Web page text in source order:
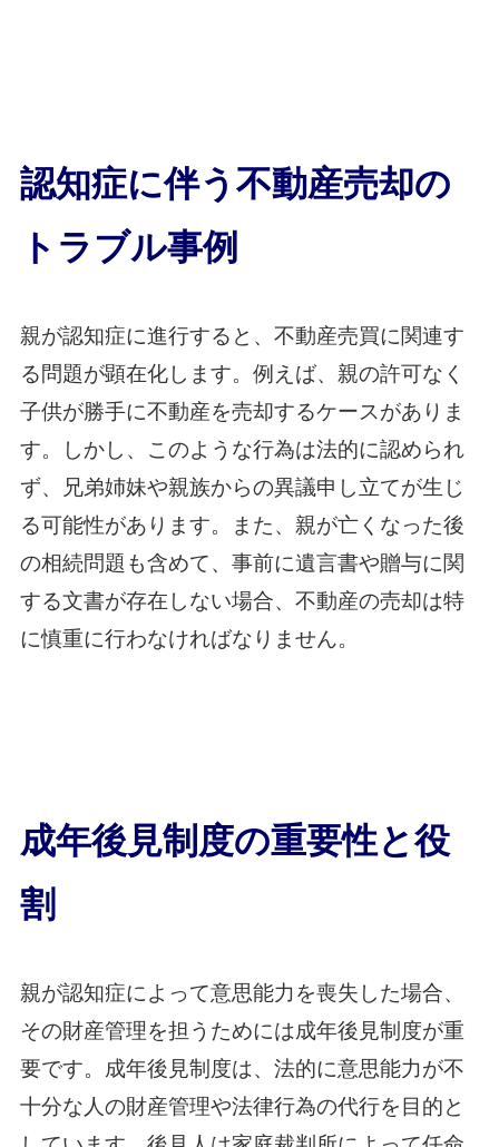
認知症に伴う不動産売却の
トラブル事例
親が認知症に進行すると、不動産売買に関連す
る問題が顕在化します。例えば、親の許可なく
子供が勝手に不動産を売却するケースがありま
す。しかし、このような行為は法的に認められ
ず、兄弟姉妹や親族からの異議申し立てが生じ
る可能性があります。また、親が亡くなった後
の相続問題も含めて、事前に遺言書や贈与に関
する文書が存在しない場合、不動産の売却は特
に慎重に行わなければなりません。
成年後見制度の重要性と役
割
親が認知症によって意思能力を喪失した場合、
その財産管理を担うためには成年後見制度が重
要です。成年後見制度は、法的に意思能力が不
十分な人の財産管理や法律行為の代行を目的と